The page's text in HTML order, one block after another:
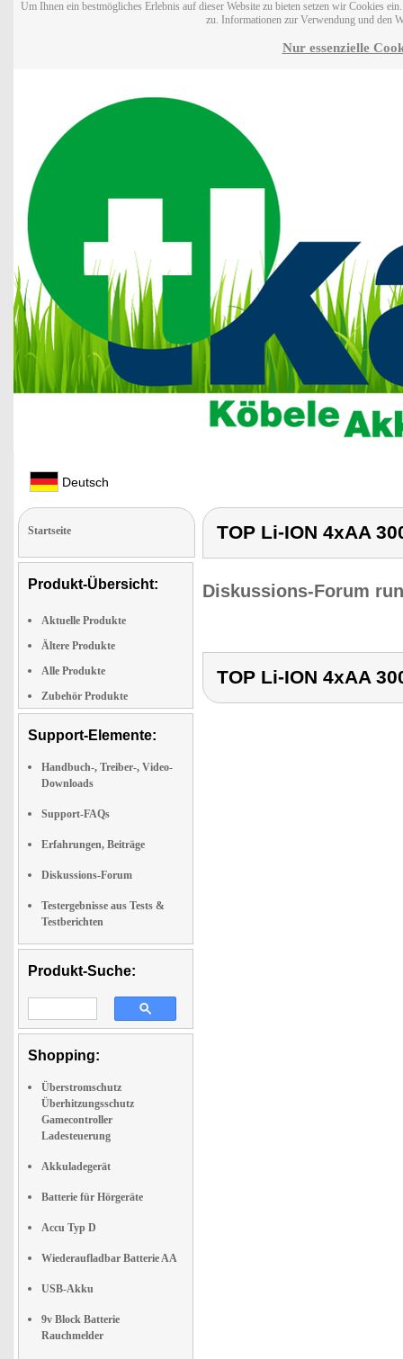
Um Ihnen ein bestmögliches Erlebnis auf dieser Website zu bieten setzen wir Cookies
zu. Informationen zur Verwendung und den
Nur essenzielle
Deutsch
Startseite
Produkt-Übersicht:
Aktuelle Produkte
Ältere Produkte
Alle Produkte
Zubehör Produkte
Support-Elemente:
Handbuch-, Treiber-, Video-
Downloads
Support-FAQs
Erfahrungen, Beiträge
Diskussions-Forum
Testergebnisse aus Tests &
Testberichten
Produkt-Suche:
Shopping:
Überstromschutz
Überhitzungsschutz
Gamecontroller
Ladesteuerung
Akkuladegerät
Batterie für Hörgeräte
Accu Typ D
Wiederaufladbar Batterie AA
USB-Akku
9v Block Batterie
Rauchmelder
TOP Li-ION 4xAA
Diskussions-Forum
TOP Li-ION 4xAA